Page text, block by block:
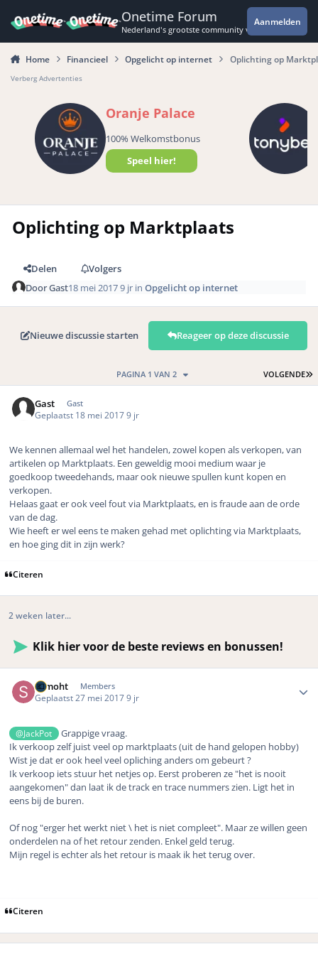
Onetime Forum
Nederland's grootste community voor de
Aanmelden
Home Financieel Opgelicht op internet Oplichting op
Verberg Advertenties
Oranje Palace
100% Welkomstbonus
Speel hier!
Oplichting op Marktplaats
Delen
Volgers
DoorGast18 mei 20179 jr inOpgelicht op internet
Nieuwe discussie starten Reageer op deze discussie
VOLGENDE
PAGINA 1 VAN 2
Gast Gast
Geplaatst 18 mei 20179 jr
We kennen allemaal wel het handelen, zowel kopen als verkopen, van
artikelen op Marktplaats. Een geweldig mooi medium waar je
goedkoop tweedehands, maar ook nieuwe spullen kunt kopen en
verkopen.
Helaas gaat er ook veel fout via Marktplaats, en is fraude aan de orde
van de dag.
Wie heeft er wel eens te maken gehad met oplichting via Marktplaats,
en hoe ging dit in zijn werk?
Citeren
2 weken later...
Klik hier voor de beste reviews en bonussen!
samoht Members
Geplaatst 27 mei 20179 jr
@JackPot
Grappige vraag.
Ik verkoop zelf juist veel op marktplaats (uit de hand gelopen hobby)
Wist je dat er ook heel veel opliching anders om gebeurt ?
Ik verkoop iets stuur het netjes op. Eerst proberen ze "het is nooit
aangekomen" dan laat ik de track en trace nummers zien. Ligt het in
eens bij de buren.
Of nog "erger het werkt niet \ het is niet compleet". Maar ze willen geen
onderdelen na of het retour zenden. Enkel geld terug.
Mijn regel is echter als het retour is maak ik het terug over.
Citeren